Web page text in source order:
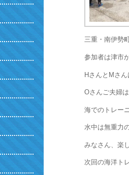
三重・南伊勢
参加者は津市
HさんとMさ
Oさんご夫婦
海でのトレー
水中は無重力
みなさん、楽
次回の海洋ト